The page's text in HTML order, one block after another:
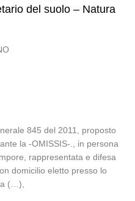
del suolo – Natura
845 del 2011, proposto
la -OMISSIS-., in persona
rappresentata e difesa
domicilio eletto presso lo
(…),